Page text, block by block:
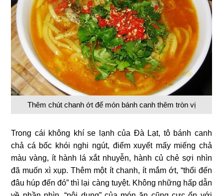
Thêm chút chanh ớt để món bánh canh thêm tròn vị
Trong cái không khí se lạnh của Đà Lạt, tô bánh canh
chả cá bốc khói nghi ngút, điểm xuyết mấy miếng chả
màu vàng, ít hành lá xắt nhuyễn, hành củ chẻ sợi nhìn
đã muốn xì xụp. Thêm một ít chanh, ít mắm ớt, “thổi đến
đâu húp đến đó” thì lại càng tuyệt. Không những hấp dẫn